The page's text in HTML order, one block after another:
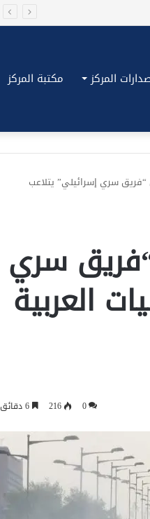
المركز مكتبة المركز
سري إسرائيلي” يتلاعب
سري
العربية
0
216 6 دقائق